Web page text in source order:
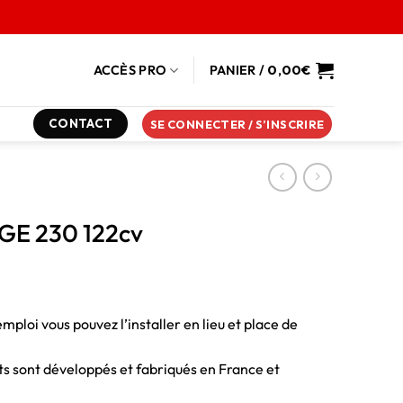
ACCÈS PRO PANIER / 0,00€
CONTACT SE CONNECTER / S’INSCRIRE
230 122cv
vous pouvez l’installer en lieu et place de
sont développés et fabriqués en France et